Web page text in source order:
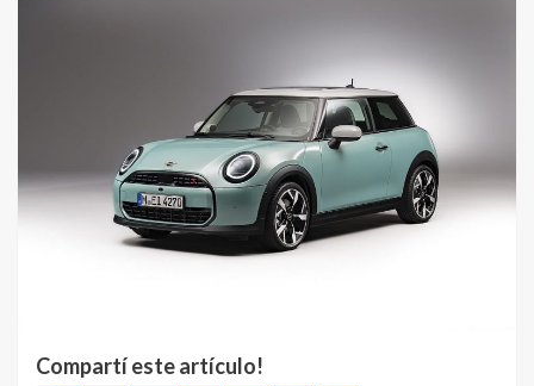
Compartí este artículo!